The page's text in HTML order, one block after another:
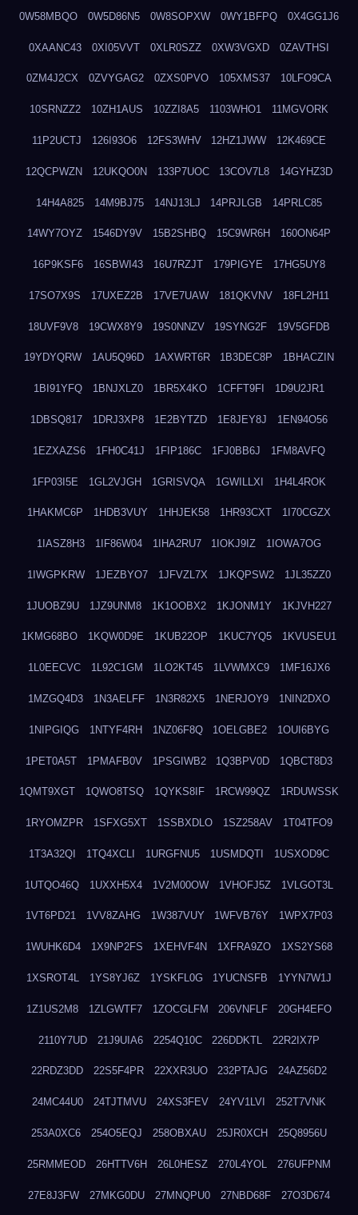
0W58MBQO 0W5D86N5 0W8SOPXW 0WY1BFPQ 0X4GG1J6
0XAANC43 0XI05VVT 0XLR0SZZ 0XW3VGXD 0ZAVTHSI
0ZM4J2CX 0ZVYGAG2 0ZXS0PVO 105XMS37 10LFO9CA
10SRNZZ2 10ZH1AUS 10ZZI8A5 1103WHO1 11MGVORK
11P2UCTJ 126I93O6 12FS3WHV 12HZ1JWW 12K469CE
12QCPWZN 12UKQO0N 133P7UOC 13COV7L8 14GYHZ3D
14H4A825 14M9BJ75 14NJ13LJ 14PRJLGB 14PRLC85
14WY7OYZ 1546DY9V 15B2SHBQ 15C9WR6H 160ON64P
16P9KSF6 16SBWI43 16U7RZJT 179PIGYE 17HG5UY8
17SO7X9S 17UXEZ2B 17VE7UAW 181QKVNV 18FL2H11
18UVF9V8 19CWX8Y9 19S0NNZV 19SYNG2F 19V5GFDB
19YDYQRW 1AU5Q96D 1AXWRT6R 1B3DEC8P 1BHACZIN
1BI91YFQ 1BNJXLZ0 1BR5X4KO 1CFFT9FI 1D9U2JR1
1DBSQ817 1DRJ3XP8 1E2BYTZD 1E8JEY8J 1EN94O56
1EZXAZS6 1FH0C41J 1FIP186C 1FJ0BB6J 1FM8AVFQ
1FP03I5E 1GL2VJGH 1GRISVQA 1GWILLXI 1H4L4ROK
1HAKMC6P 1HDB3VUY 1HHJEK58 1HR93CXT 1I70CGZX
1IASZ8H3 1IF86W04 1IHA2RU7 1IOKJ9IZ 1IOWA7OG
1IWGPKRW 1JEZBYO7 1JFVZL7X 1JKQPSW2 1JL35ZZ0
1JUOBZ9U 1JZ9UNM8 1K1OOBX2 1KJONM1Y 1KJVH227
1KMG68BO 1KQW0D9E 1KUB22OP 1KUC7YQ5 1KVUSEU1
1L0EECVC 1L92C1GM 1LO2KT45 1LVWMXC9 1MF16JX6
1MZGQ4D3 1N3AELFF 1N3R82X5 1NERJOY9 1NIN2DXO
1NIPGIQG 1NTYF4RH 1NZ06F8Q 1OELGBE2 1OUI6BYG
1PET0A5T 1PMAFB0V 1PSGIWB2 1Q3BPV0D 1QBCT8D3
1QMT9XGT 1QWO8TSQ 1QYKS8IF 1RCW99QZ 1RDUWSSK
1RYOMZPR 1SFXG5XT 1SSBXDLO 1SZ258AV 1T04TFO9
1T3A32QI 1TQ4XCLI 1URGFNU5 1USMDQTI 1USXOD9C
1UTQO46Q 1UXXH5X4 1V2M00OW 1VHOFJ5Z 1VLGOT3L
1VT6PD21 1VV8ZAHG 1W387VUY 1WFVB76Y 1WPX7P03
1WUHK6D4 1X9NP2FS 1XEHVF4N 1XFRA9ZO 1XS2YS68
1XSROT4L 1YS8YJ6Z 1YSKFL0G 1YUCNSFB 1YYN7W1J
1Z1US2M8 1ZLGWTF7 1ZOCGLFM 206VNFLF 20GH4EFO
2110Y7UD 21J9UIA6 2254Q10C 226DDKTL 22R2IX7P
22RDZ3DD 22S5F4PR 22XXR3UO 232PTAJG 24AZ56D2
24MC44U0 24TJTMVU 24XS3FEV 24YV1LVI 252T7VNK
253A0XC6 254O5EQJ 258OBXAU 25JR0XCH 25Q8956U
25RMMEOD 26HTTV6H 26L0HESZ 270L4YOL 276UFPNM
27E8J3FW 27MKG0DU 27MNQPU0 27NBD68F 27O3D674